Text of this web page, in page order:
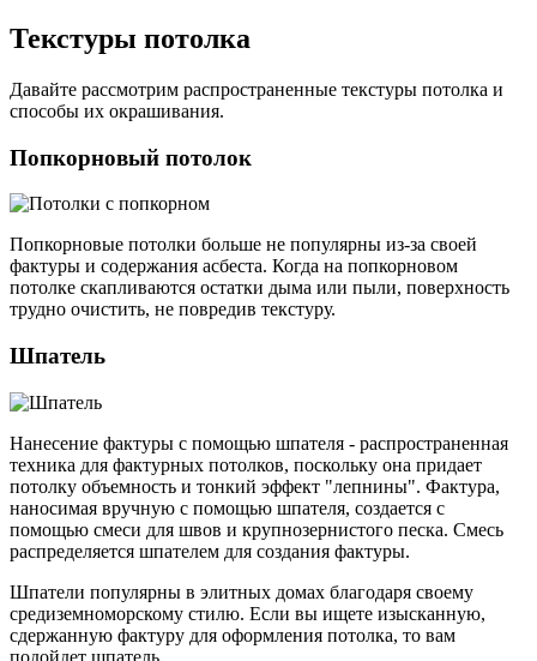
Текстуры потолка
Давайте рассмотрим распространенные текстуры потолка и
способы их окрашивания.
Попкорновый потолок
Попкорновые потолки больше не популярны из-за своей
фактуры и содержания асбеста. Когда на попкорновом
потолке скапливаются остатки дыма или пыли, поверхность
трудно очистить, не повредив текстуру.
Шпатель
Нанесение фактуры с помощью шпателя - распространенная
техника для фактурных потолков, поскольку она придает
потолку объемность и тонкий эффект "лепнины". Фактура,
наносимая вручную с помощью шпателя, создается с
помощью смеси для швов и крупнозернистого песка. Смесь
распределяется шпателем для создания фактуры.
Шпатели популярны в элитных домах благодаря своему
средиземноморскому стилю. Если вы ищете изысканную,
сдержанную фактуру для оформления потолка, то вам
подойдет шпатель.